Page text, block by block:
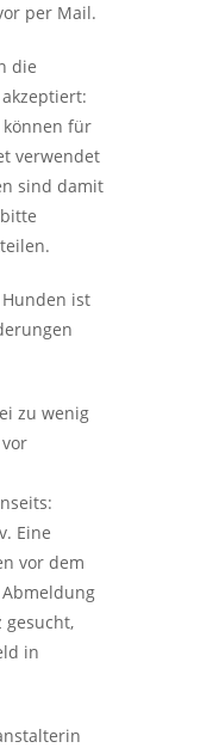
per Mail.
die
können für
verwendet
sind damit
ist
zu wenig
Eine
vor dem
gesucht,
in